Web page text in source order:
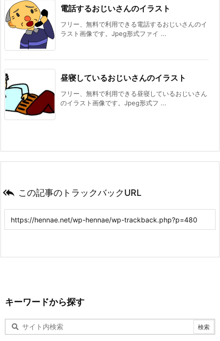
電話するおじいさんのイラスト
フリー、無料で利用できる電話するおじいさんのイ
ラスト画像です。Jpeg形式ファイ ...
昼寝しているおじいさんのイラスト
フリー、無料で利用できる昼寝しているおじいさん
のイラスト画像です。Jpeg形式フ ...
 この記事のトラックバックURL
キーワードから探す